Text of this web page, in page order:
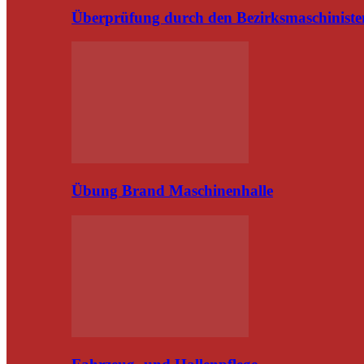
Überprüfung durch den
Übung Brand Maschinenhalle